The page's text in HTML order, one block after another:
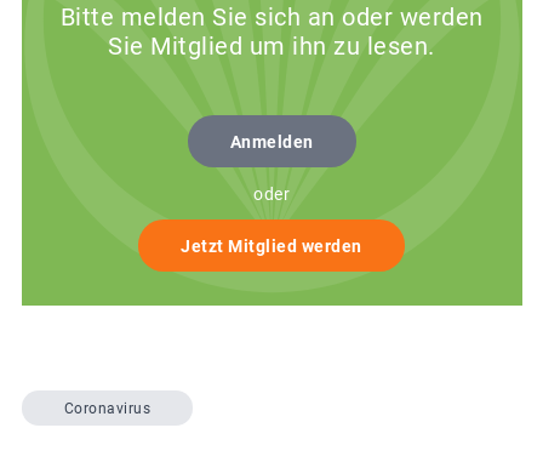
Bitte melden Sie sich an oder werden
Sie Mitglied um ihn zu lesen.
Anmelden
oder
Jetzt Mitglied werden
Coronavirus